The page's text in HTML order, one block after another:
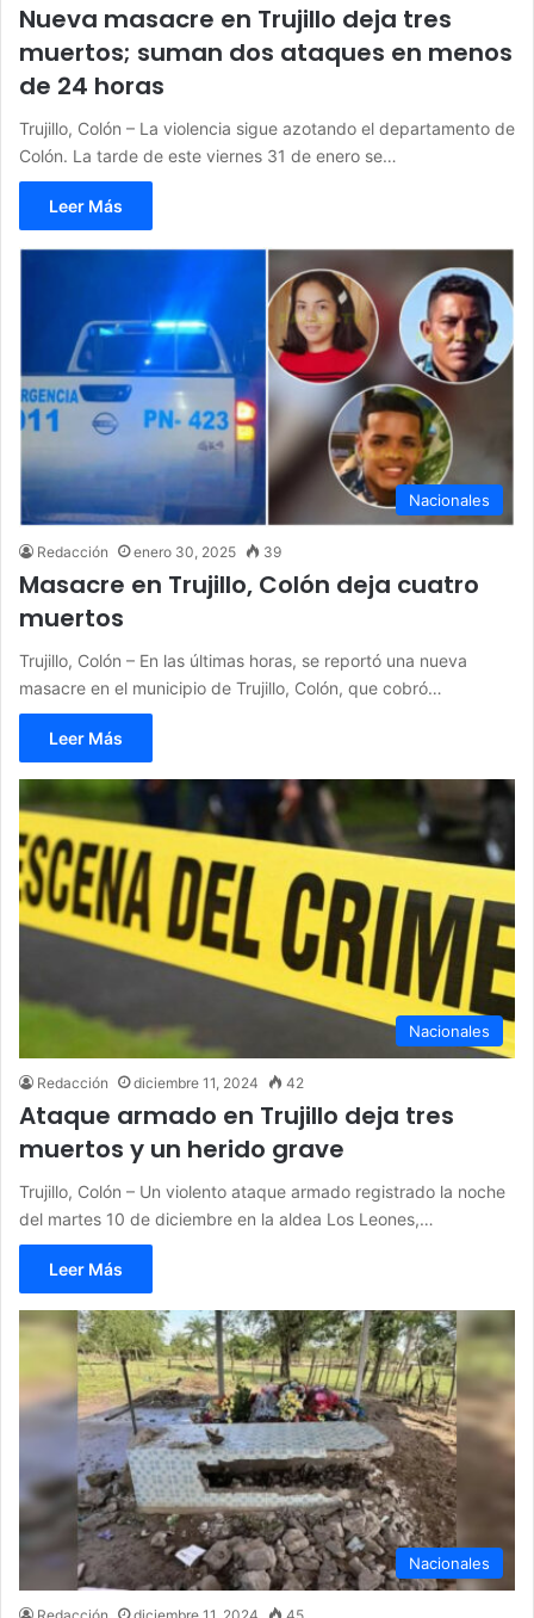
Nueva masacre en Trujillo deja tres
muertos; suman dos ataques en menos
de 24 horas
Trujillo, Colón – La violencia sigue azotando el departamento de
Colón. La tarde de este viernes 31 de enero se…
Leer Más
Nacionales
Redacción enero 30, 2025 39
Masacre en Trujillo, Colón deja cuatro
muertos
Trujillo, Colón – En las últimas horas, se reportó una nueva
masacre en el municipio de Trujillo, Colón, que cobró…
Leer Más
Nacionales
Redacción diciembre 11, 2024 42
Ataque armado en Trujillo deja tres
muertos y un herido grave
Trujillo, Colón – Un violento ataque armado registrado la noche
del martes 10 de diciembre en la aldea Los Leones,…
Leer Más
Nacionales